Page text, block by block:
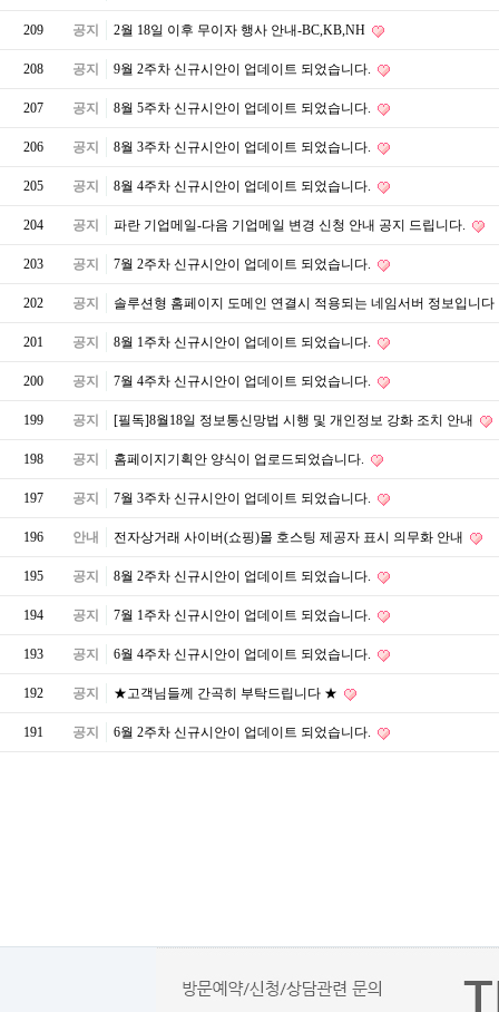
209 공지 2월 18일 이후 무이자 행사 안내-BC,KB,NH
208 공지 9월 2주차 신규시안이 업데이트 되었습니다.
207 공지 8월 5주차 신규시안이 업데이트 되었습니다.
206 공지 8월 3주차 신규시안이 업데이트 되었습니다.
205 공지 8월 4주차 신규시안이 업데이트 되었습니다.
204 공지 파란 기업메일-다음 기업메일 변경 신청 안내 공지 드립니다.
203 공지 7월 2주차 신규시안이 업데이트 되었습니다.
202 공지 솔루션형 홈페이지 도메인 연결시 적용되는 네임서버 정보입니다
201 공지 8월 1주차 신규시안이 업데이트 되었습니다.
200 공지 7월 4주차 신규시안이 업데이트 되었습니다.
199 공지 [필독]8월18일 정보통신망법 시행 및 개인정보 강화 조치 안내
198 공지 홈페이지기획안 양식이 업로드되었습니다.
197 공지 7월 3주차 신규시안이 업데이트 되었습니다.
196 안내 전자상거래 사이버(쇼핑)몰 호스팅 제공자 표시 의무화 안내
195 공지 8월 2주차 신규시안이 업데이트 되었습니다.
194 공지 7월 1주차 신규시안이 업데이트 되었습니다.
193 공지 6월 4주차 신규시안이 업데이트 되었습니다.
192 공지 ★고객님들께 간곡히 부탁드립니다 ★
191 공지 6월 2주차 신규시안이 업데이트 되었습니다.